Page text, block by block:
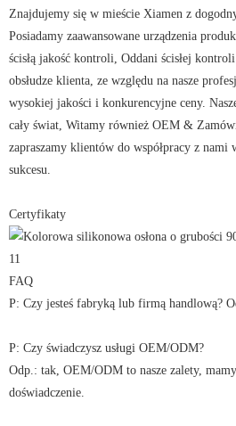
Znajdujemy się w mieście Xiamen z
Posiadamy zaawansowane urządzenia
ścisłą jakość kontroli, Oddani ścisłej
obsłudze klienta, ze względu na nasze
wysokiej jakości i konkurencyjne ceny.
cały świat, Witamy również OEM &
zapraszamy klientów do współpracy z nami
sukcesu.
Certyfikaty
FAQ
P: Czy jesteś fabryką lub firmą handlową?
P: Czy świadczysz usługi OEM/ODM?
Odp.: tak, OEM/ODM to nasze zalety,
doświadczenie.